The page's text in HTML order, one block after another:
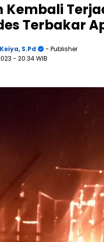
Terbakar
S.Pd
- Publisher
- 20:34 WIB